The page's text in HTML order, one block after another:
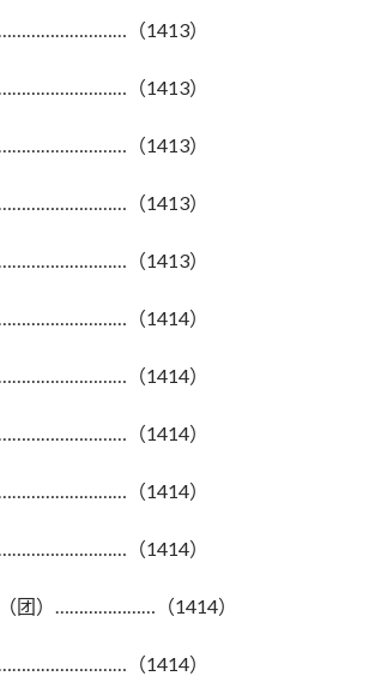
（1413）
（1413）
（1413）
（1413）
（1413）
（1414）
（1414）
（1414）
（1414）
（1414）
团）…………………（1414）
（1414）